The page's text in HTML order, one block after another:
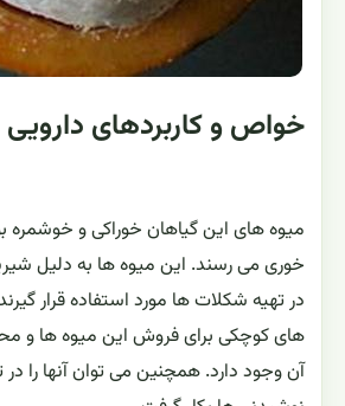
خواص و کاربردهای
میوه های این گیاهان خوراکی و خوشمره
خوری می رسند. این میوه ها به دلیل
در تهیه شکلات ها مورد استفاده قرار
های کوچکی برای فروش این میوه ها و
آن وجود دارد. همچنین می توان آنها را